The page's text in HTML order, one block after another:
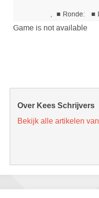
Over Kees Schrijvers
Bekijk alle artikelen